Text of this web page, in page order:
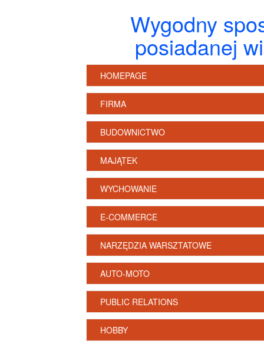
Wygodny
posiadanej
HOMEPAGE
FIRMA
BUDOWNICTWO
MAJĄTEK
WYCHOWANIE
E-COMMERCE
NARZĘDZIA WARSZTATOWE
AUTO-MOTO
PUBLIC RELATIONS
HOBBY